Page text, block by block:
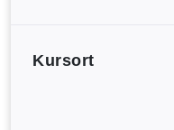
Kursort